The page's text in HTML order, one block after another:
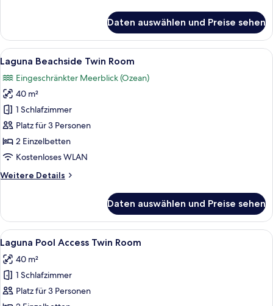
Beachside
King
Room
Daten auswählen und Preise sehen
Alle
Fotos
für
Laguna
Beachside
Twin
Room
anzeigen
Ein Hotelzimmer mit zwei Betten,
15
Laguna Beachside Twin Room
Eingeschränkter Meerblick (Ozean)
40 m²
1 Schlafzimmer
Platz für 3 Personen
2 Einzelbetten
Kostenloses WLAN
Weitere Details
Weitere
Beachside
Twin
Room
Daten auswählen und Preise sehen
Alle
Fotos
für
Laguna
Pool
Ein Hotelzimmer mit zwei Betten,
11
Laguna Pool Access Twin Room
40 m²
1 Schlafzimmer
Platz für 3 Personen